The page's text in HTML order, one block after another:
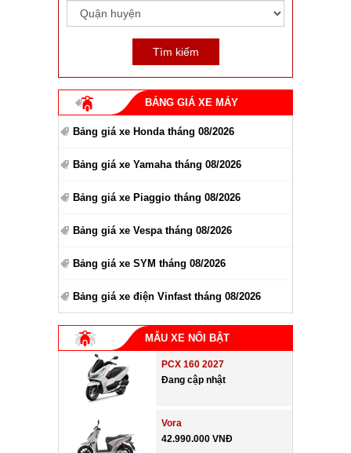
BẢNG GIÁ XE MÁY
Bảng giá xe Honda tháng 08/2026
Bảng giá xe Yamaha tháng 08/2026
Bảng giá xe Piaggio tháng 08/2026
Bảng giá xe Vespa tháng 08/2026
Bảng giá xe SYM tháng 08/2026
Bảng giá xe điện Vinfast tháng 08/2026
MẪU XE NỔI BẬT
PCX 160 2027
Đang cập nhật
Vora
42.990.000 VNĐ